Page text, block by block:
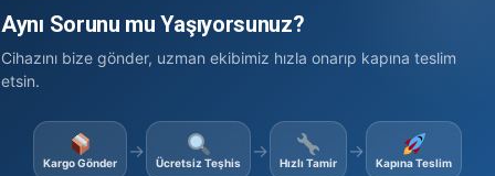
Aynı Sorunu mu Yaşıyorsunuz?
Cihazını bize gönder, uzman ekibimiz hızla onarıp kapına teslim
etsin.
Kargo Gönder
→
Ücretsiz Teşhis
→
Hızlı Tamir
→
Kapına Teslim